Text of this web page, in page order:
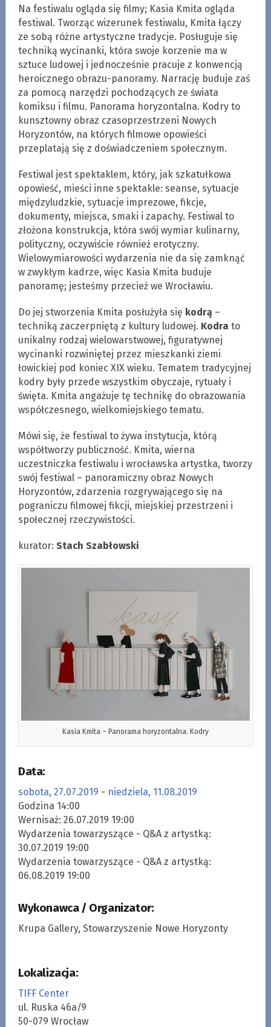
Na festiwalu ogląda się filmy; Kasia Kmita ogląda
festiwal. Tworząc wizerunek festiwalu, Kmita łączy
ze sobą różne artystyczne tradycje. Posługuje się
techniką wycinanki, która swoje korzenie ma w
sztuce ludowej i jednocześnie pracuje z konwencją
heroicznego obrazu-panoramy. Narrację buduje zaś
za pomocą narzędzi pochodzących ze świata
komiksu i filmu. Panorama horyzontalna. Kodry to
kunsztowny obraz czasoprzestrzeni Nowych
Horyzontów, na których filmowe opowieści
przeplatają się z doświadczeniem społecznym.
Festiwal jest spektaklem, który, jak szkatułkowa
opowieść, mieści inne spektakle: seanse, sytuacje
międzyludzkie, sytuacje imprezowe, fikcje,
dokumenty, miejsca, smaki i zapachy. Festiwal to
złożona konstrukcja, która swój wymiar kulinarny,
polityczny, oczywiście również erotyczny.
Wielowymiarowości wydarzenia nie da się zamknąć
w zwykłym kadrze, więc Kasia Kmita buduje
panoramę; jesteśmy przecież we Wrocławiu.
Do jej stworzenia Kmita posłużyła się kodrą–
techniką zaczerpniętą z kultury ludowej. Kodra to
unikalny rodzaj wielowarstwowej, figuratywnej
wycinanki rozwiniętej przez mieszkanki ziemi
łowickiej pod koniec XIX wieku. Tematem tradycyjnej
kodry były przede wszystkim obyczaje, rytuały i
święta. Kmita angażuje tę technikę do obrazowania
współczesnego, wielkomiejskiego tematu.
Mówi się, że festiwal to żywa instytucja, którą
współtworzy publiczność. Kmita, wierna
uczestniczka festiwalu i wrocławska artystka, tworzy
swój festiwal – panoramiczny obraz Nowych
Horyzontów, zdarzenia rozgrywającego się na
pograniczu filmowej fikcji, miejskiej przestrzeni i
społecznej rzeczywistości.
kurator: Stach Szabłowski
Kasia Kmita – Panorama horyzontalna. Kodry
Data:
sobota, 27.07.2019 - niedziela, 11.08.2019
Godzina 14:00
Wernisaż: 26.07.2019 19:00
Wydarzenia towarzyszące - Q&A z artystką:
30.07.2019 19:00
Wydarzenia towarzyszące - Q&A z artystką:
06.08.2019 19:00
Wykonawca / Organizator:
Krupa Gallery, Stowarzyszenie Nowe Horyzonty
Lokalizacja:
TIFF Center
ul. Ruska 46a/9
50-079 Wrocław